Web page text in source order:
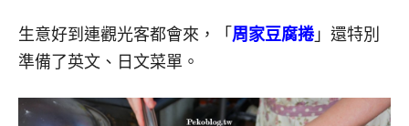
生意好到連觀光客都會來，「 周家豆腐捲」還特別
準備了英文、日文菜單。